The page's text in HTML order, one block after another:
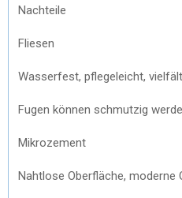
Nachteile
Fliesen
Wasserfest, pflegeleicht,
Fugen können schmutzig
Mikrozement
Nahtlose Oberfläche, moderne